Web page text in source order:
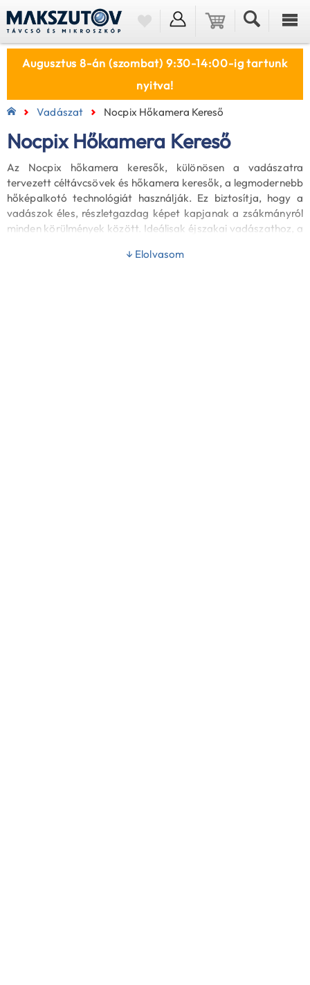
Augusztus 8-án (szombat) 9:30-14:00-ig tartunk
nyitva!
Vadászat Nocpix Hőkamera Kereső
Nocpix Hőkamera Kereső
Az Nocpix hőkamera keresők, különösen a vadászatra
tervezett céltávcsövek és hőkamera keresők, a legmodernebb
hőképalkotó technológiát használják. Ez biztosítja, hogy a
vadászok éles, részletgazdag képet kapjanak a zsákmányról
minden körülmények között. Ideálisak éjszakai vadászathoz, a
amelyek megkönnyítik a célpontok azonosítását és követését
↓ Elolvasom